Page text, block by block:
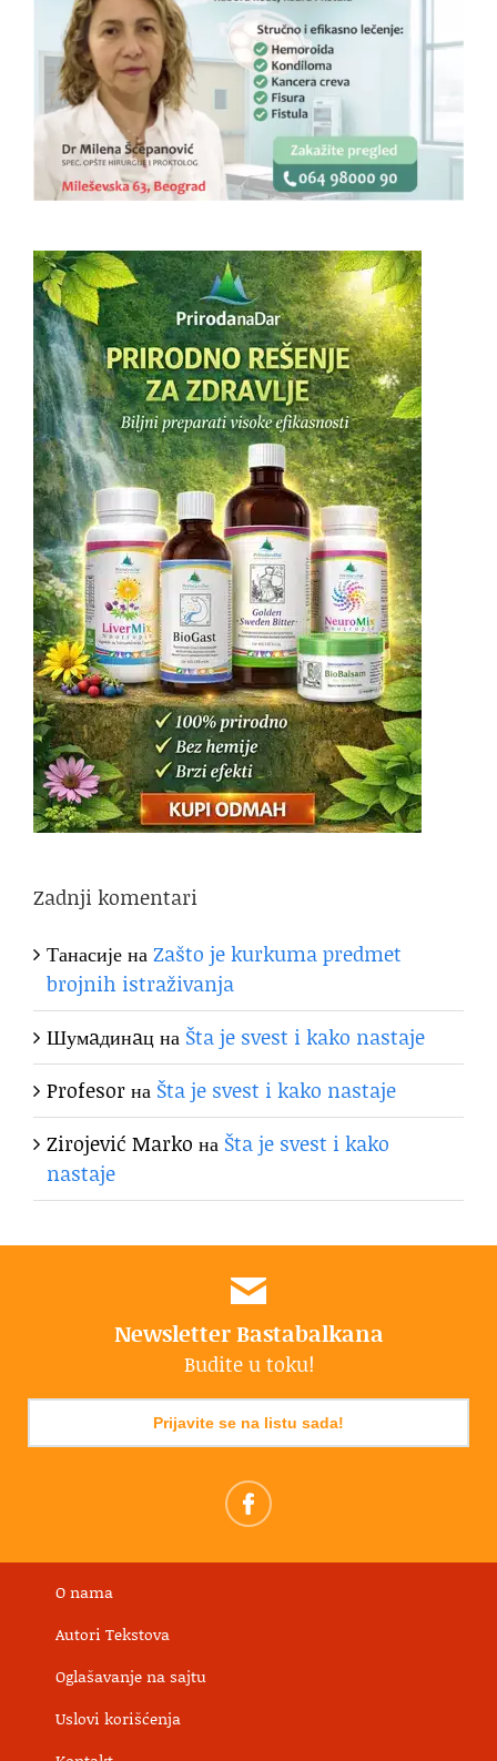
Zadnji komentari
ТанасијенаZašto je kurkuma predmet
brojnih istraživanja
Шумaдинaцна Šta je svest i kako nastaje
Profesorна Šta je svest i kako nastaje
Zirojević Marko на Šta je svest i kako
nastaje
Newsletter Bastabalkana
Budite u toku!
Prijavite se na listu sada!
O nama
Autori Tekstova
Oglašavanje na sajtu
Uslovi korišćenja